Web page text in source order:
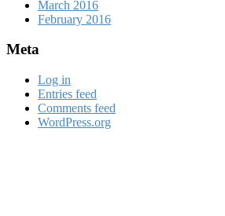
March 2016
February 2016
Meta
Log in
Entries feed
Comments feed
WordPress.org